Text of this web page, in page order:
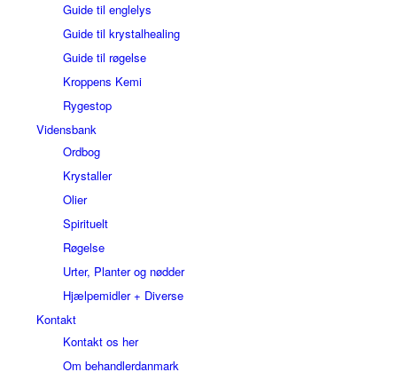
Guide til englelys
Guide til krystalhealing
Guide til røgelse
Kroppens Kemi
Rygestop
Vidensbank
Ordbog
Krystaller
Olier
Spirituelt
Røgelse
Urter, Planter og nødder
Hjælpemidler + Diverse
Kontakt
Kontakt os her
Om behandlerdanmark